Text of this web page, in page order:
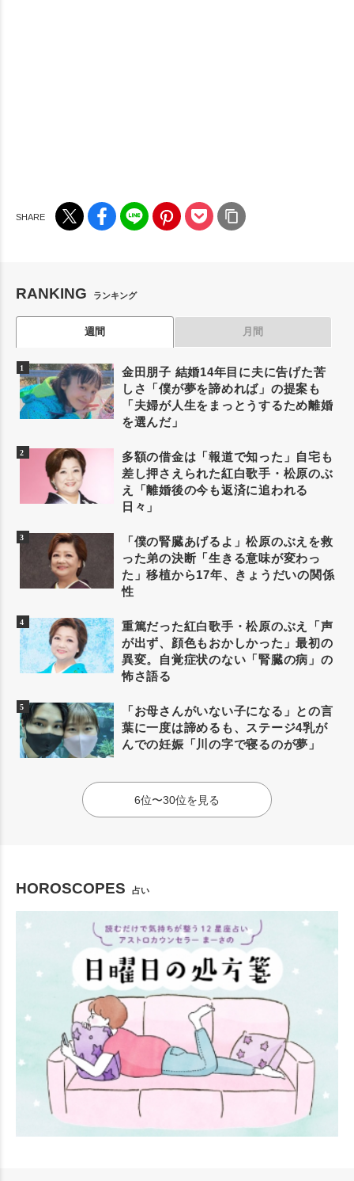
RANKING ランキング
週間 月間
金田朋子 結婚14年目に夫に告げた苦
しさ「僕が夢を諦めれば」の提案も
「夫婦が人生をまっとうするため離婚
を選んだ」
多額の借金は「報道で知った」自宅も
差し押さえられた紅白歌手・松原のぶ
え「離婚後の今も返済に追われる
日々」
「僕の腎臓あげるよ」松原のぶえを救
った弟の決断「生きる意味が変わっ
た」移植から17年、きょうだいの関係
性
重篤だった紅白歌手・松原のぶえ「声
が出ず、顔色もおかしかった」最初の
異変。自覚症状のない「腎臓の病」の
怖さ語る
「お母さんがいない子になる」との言
葉に一度は諦めるも、ステージ4乳が
んでの妊娠「川の字で寝るのが夢」
6位〜30位を見る
HOROSCOPES 占い